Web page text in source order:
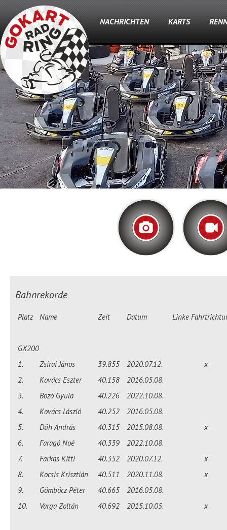
NACHRICHTEN KARTS
Bahnrekorde
Platz Name Zeit Datum Linke
GX200
1.
Zsirai János 39.855 2020.07.12.
x
2.
Kovács Eszter 40.158
2016.05.08.
3.
Bozó Gyula 40.226
2022.10.08.
4.
Kovács László 40.252
2016.05.08.
5.
Düh András 40.315 2015.08.08.
x
6.
Faragó Noé 40.339
2022.10.08.
7.
Farkas Kitti 40.352 2020.07.12.
x
8.
Kocsis Krisztián 40.511 2020.11.08.
x
9.
Gömböcz Péter 40.665
2016.05.08.
10.
Varga Zoltán 40.692 2015.10.05. x